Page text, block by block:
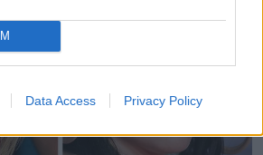
Data Access Privacy Policy